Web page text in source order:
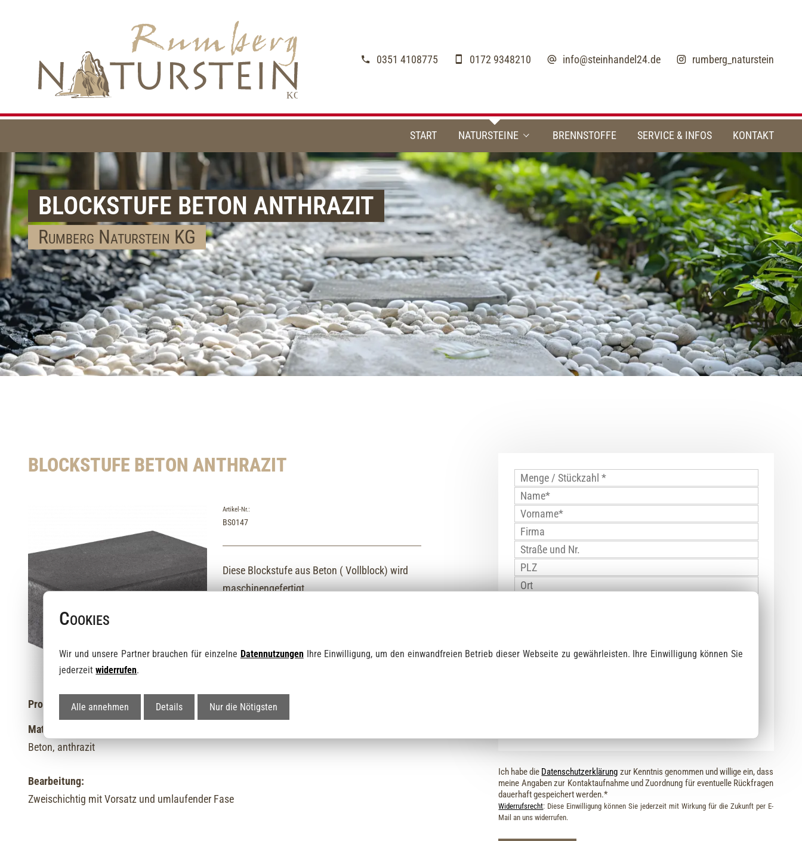
0351 4108775 0172 9348210 info@steinhandel24.de rumberg_naturstein
START NATURSTEINE
Pflastersteine
Terrassenplatten
Blockstufen
Bord- und Leistensteine
Palisaden und Bordsteine
Mauersteine
Schüttgüter Mineral / Splitt
BRENNSTOFFE SERVICE & INFOS KONTAKT
BLOCKSTUFE BETON ANTHRAZIT
Rumberg Naturstein KG
BLOCKSTUFE BETON ANTHRAZIT
Artikel-Nr.:
BS0147
Diese Blockstufe aus Beton ( Vollblock) wird
maschinengefertigt.
Produktinformationen:
Material / Farbe:
Beton, anthrazit
Bearbeitung:
Zweischichtig mit Vorsatz und umlaufender Fase
Ich habe die Datenschutzerklärung zur Kenntnis genommen und willige ein, dass
meine Angaben zur Kontaktaufnahme und Zuordnung für eventuelle Rückfragen
dauerhaft gespeichert werden.*
Widerrufsrecht: Diese Einwilligung können Sie jederzeit mit Wirkung für die Zukunft per E-
Mail an uns widerrufen.
Cookies
Wir und unsere Partner brauchen für einzelne DatennutzungenIhre Einwilligung, um den einwandfreien Betrieb dieser Webseite zu gewährleisten. Ihre Einwilligung können Sie
jederzeitwiderrufen.
Alle annehmen Details Nur die Nötigsten